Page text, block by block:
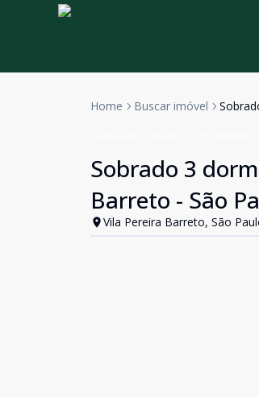
Home Buscar imóvel
Sobrado 3
Barreto - São
Vila Pereira Barreto, São